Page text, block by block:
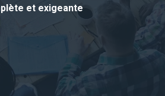
et exigeante